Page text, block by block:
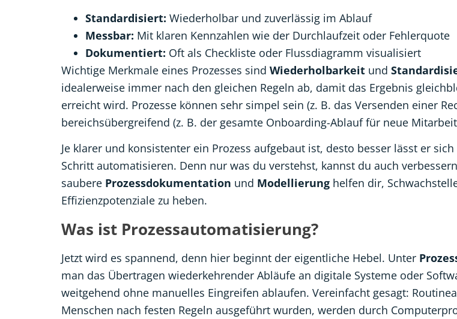
Standardisiert: Wiederholbar und zuverlässig im Ablauf
Messbar: Mit klaren Kennzahlen wie der Durchlaufzeit oder Fehlerquote
Dokumentiert: Oft als Checkliste oder Flussdiagramm visualisiert
Wichtige Merkmale eines Prozesses sind Wiederholbarkeit und
idealerweise immer nach den gleichen Regeln ab, damit das Ergebnis
erreicht wird. Prozesse können sehr simpel sein (z. B. das Versenden einer
bereichsübergreifend (z. B. der gesamte Onboarding-Ablauf für neue
Je klarer und konsistenter ein Prozess aufgebaut ist, desto besser lässt er
Schritt automatisieren. Denn nur was du verstehst, kannst du auch
saubere Prozessdokumentation und Modellierung helfen dir,
Effizienzpotenziale zu heben.
Was ist Prozessautomatisierung?
Jetzt wird es spannend, denn hier beginnt der eigentliche Hebel. Unter
man das Übertragen wiederkehrender Abläufe an digitale Systeme oder
weitgehend ohne manuelles Eingreifen ablaufen. Vereinfacht gesagt:
Menschen nach festen Regeln ausgeführt wurden, werden durch